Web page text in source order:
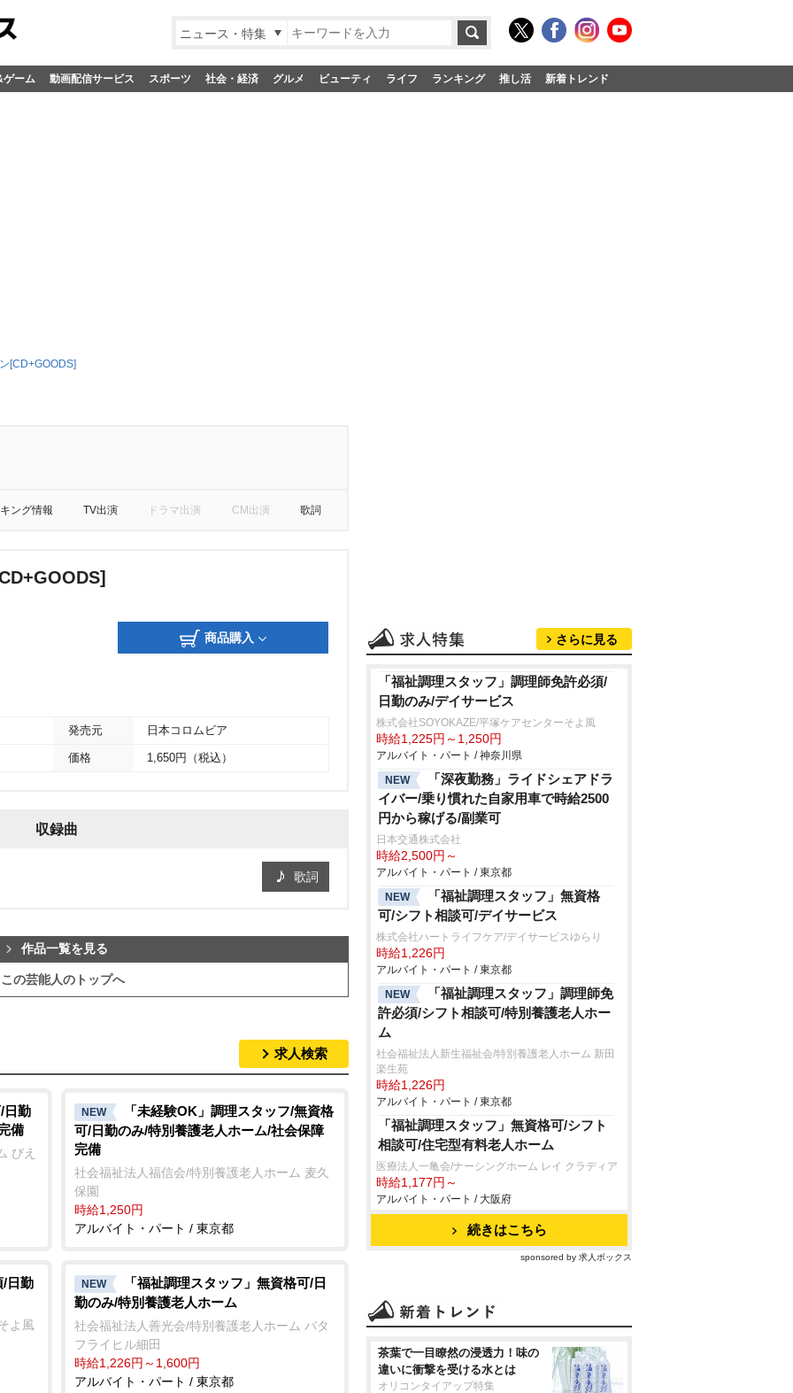
ニュース・特集
ゲーム 動画配信サービス スポーツ 社会・経済 グルメ ビューティ ライフ ランキング 推し活 新着トレンド
[CD+GOODS]
ング情報 TV出演 ドラマ出演 CM出演 歌詞
商品購入
発売元 日本コロムビア
価格 1,650円（税込）
収録曲
歌詞
作品一覧を見る
この芸能人のトップへ
求人検索
日勤
備
びえ
NEW
「未経験OK」調理スタッフ/無資格
可/日勤のみ/特別養護老人ホーム/社会保障
完備
社会福祉法人福信会/特別養護老人ホーム 麦久
保園
時給1,250円
アルバイト・パート / 東京都
/日勤
よ風
NEW
「福祉調理スタッフ」無資格可/日
勤のみ/特別養護老人ホーム
社会福祉法人善光会/特別養護老人ホーム バタ
フライヒル細田
時給1,226円～1,600円
アルバイト・パート / 東京都
さらに見る
「福祉調理スタッフ」調理師免許必須/
日勤のみ/デイサービス
株式会社SOYOKAZE/平塚ケアセンターそよ風
時給1,225円～1,250円
アルバイト・パート / 神奈川県
NEW
「深夜勤務」ライドシェアドラ
イバー/乗り慣れた自家用車で時給2500
円から稼げる/副業可
日本交通株式会社
時給2,500円～
アルバイト・パート / 東京都
NEW
「福祉調理スタッフ」無資格
可/シフト相談可/デイサービス
株式会社ハートライフケア/デイサービスゆらり
時給1,226円
アルバイト・パート / 東京都
NEW
「福祉調理スタッフ」調理師免
許必須/シフト相談可/特別養護老人ホー
ム
社会福祉法人新生福祉会/特別養護老人ホーム 新田
楽生苑
時給1,226円
アルバイト・パート / 東京都
「福祉調理スタッフ」無資格可/シフト
相談可/住宅型有料老人ホーム
医療法人一亀会/ナーシングホーム レイ クラディア
時給1,177円～
アルバイト・パート / 大阪府
続きはこちら
sponsored by 求人ボックス
茶葉で一目瞭然の浸透力！味の
違いに衝撃を受ける水とは
オリコンタイアップ特集